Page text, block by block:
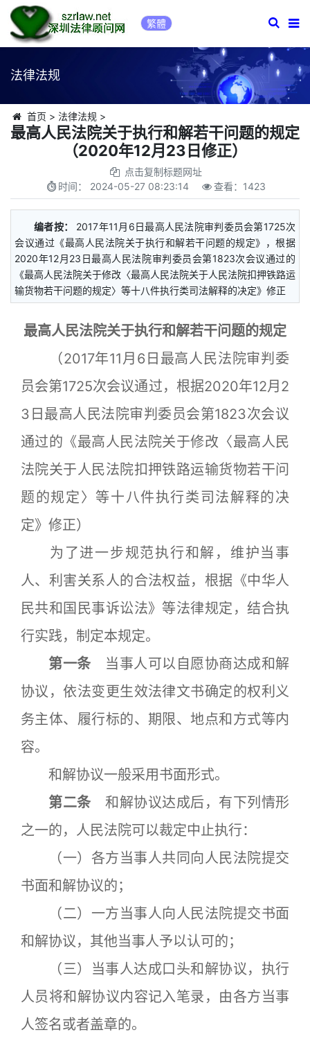
繁體
法律法规
首页 > 法律法规 >
最高人民法院关于执行和解若干问题的规定
（2020年12月23日修正）
点击复制标题网址
时间： 2024-05-27 08:23:14 查看： 1423
编者按：
2017年11月6日最高人民法院审判委员会第1725次
会议通过《最高人民法院关于执行和解若干问题的规定》，根据
2020年12月23日最高人民法院审判委员会第1823次会议通过的
《最高人民法院关于修改〈最高人民法院关于人民法院扣押铁路运
输货物若干问题的规定〉等十八件执行类司法解释的决定》修正
最高人民法院关于执行和解若干问题的规定
（2017年11月6日最高人民法院审判委
员会第1725次会议通过，根据2020年12月2
3日最高人民法院审判委员会第1823次会议
通过的《最高人民法院关于修改〈最高人民
法院关于人民法院扣押铁路运输货物若干问
题的规定〉等十八件执行类司法解释的决
定》修正）
为了进一步规范执行和解，维护当事
人、利害关系人的合法权益，根据《中华人
民共和国民事诉讼法》等法律规定，结合执
行实践，制定本规定。
第一条 当事人可以自愿协商达成和解
协议，依法变更生效法律文书确定的权利义
务主体、履行标的、期限、地点和方式等内
容。
和解协议一般采用书面形式。
第二条 和解协议达成后，有下列情形
之一的，人民法院可以裁定中止执行：
（一）各方当事人共同向人民法院提交
书面和解协议的；
（二）一方当事人向人民法院提交书面
和解协议，其他当事人予以认可的；
（三）当事人达成口头和解协议，执行
人员将和解协议内容记入笔录，由各方当事
人签名或者盖章的。